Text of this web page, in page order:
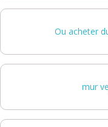
Ou acheter
mur